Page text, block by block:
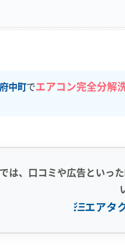
中町でエアコン完全分解
は、口コミや広告といっ
エアタ